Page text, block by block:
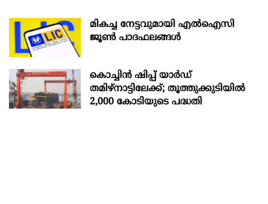
മികച്ച നേട്ടവുമായി എൽഐസി
ജൂൺ പാദഫലങ്ങൾ
കൊച്ചിന്‍ ഷിപ്പ് യാർഡ്
തമിഴ്നാട്ടിലേക്ക്; തൂത്തുക്കുടിയിൽ
2,000 കോടിയുടെ പദ്ധതി